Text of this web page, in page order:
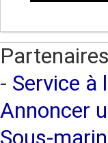
- Service à
Annoncer
Sous-